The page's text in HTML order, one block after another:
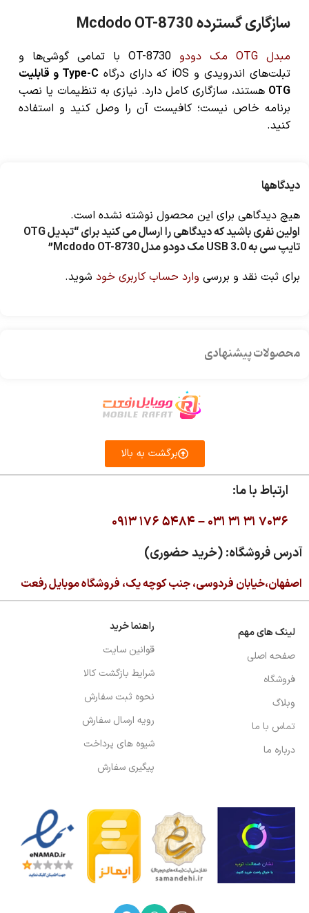
سازگاری گسترده Mcdodo OT-8730
مبدل OTG مک دودو
OT-8730 با تمامی گوشی‌ها و
تبلت‌های اندرویدی و iOS که دارای درگاه
Type-C و قابلیت
OTG هستند، سازگاری کامل دارد. نیازی به تنظیمات یا نصب
برنامه خاص نیست؛ کافیست آن را وصل کنید و استفاده
کنید.
دیدگاهها
هیچ دیدگاهی برای این محصول نوشته نشده است.
اولین نفری باشید که دیدگاهی را ارسال می کنید برای “تبدیل OTG
تایپ سی به USB 3.0 مک دودو مدل Mcdodo OT-8730”
برای ثبت نقد و بررسی وارد حساب کاربری خود شوید.
محصولات پیشنهادی
برگشت به بالا
ارتباط با ما:
۰۹۱۳ ۱۷۶ ۵۴۸۴ –۰۳۱ ۳۱ ۳۱ ۷۰۳۶
آدرس فروشگاه: (خرید حضوری)
اصفهان،خیابان فردوسی، جنب کوچه یک، فروشگاه موبایل رفعت
لینک های مهم
صفحه اصلی
فروشگاه
وبلاگ
تماس با ما
درباره ما
راهنما خرید
قوانین سایت
شرایط بازگشت کالا
نحوه ثبت سفارش
رویه ارسال سفارش
شیوه های پرداخت
پیگیری سفارش